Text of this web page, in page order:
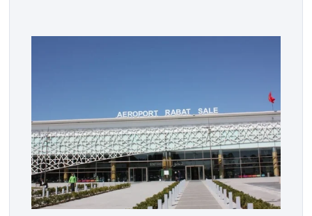
بنسبة 1 في المائة إلى 4285,69 دولارا للأوقية، مسجلا أعلى